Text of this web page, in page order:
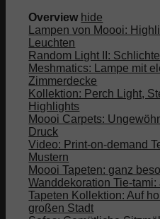
Overview hide
Lampen von Moooi:
Leuchten
Random Light II:
Meshmatics: Lampe mit
Zimmerdecke
Kollektion: Perch Light,
Highlights
Moooi Carpets:
Druck
Video: Print-on-demand
Mustern
Moooi Tapeten: ganz
Wanddekoration Tie-
Tapeten Kollektion: Auf
großen Stadt